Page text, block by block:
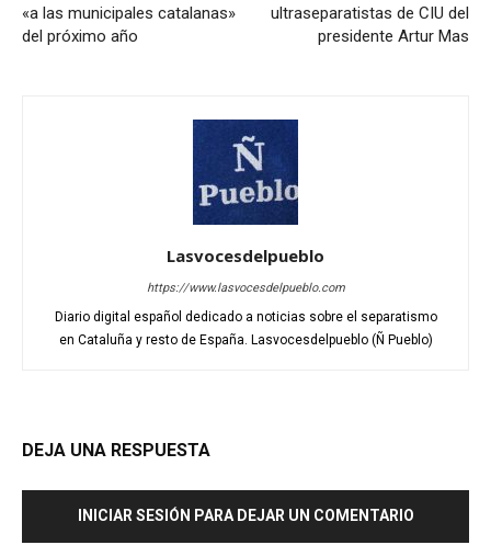
«a las municipales catalanas»
del próximo año
ultraseparatistas de CIU del
presidente Artur Mas
Lasvocesdelpueblo
https://www.lasvocesdelpueblo.com
Diario digital español dedicado a noticias sobre el separatismo
en Cataluña y resto de España. Lasvocesdelpueblo (Ñ Pueblo)
DEJA UNA RESPUESTA
INICIAR SESIÓN PARA DEJAR UN COMENTARIO